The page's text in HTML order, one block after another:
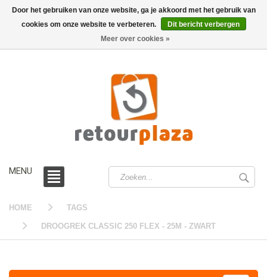
MENU
HOME TAGS
DROOGREK CLASSIC 250 FLEX - 25M - ZWART
Door het gebruiken van onze website, ga je akkoord met het gebruik van
cookies om onze website te verbeteren.
Dit bericht verbergen
Meer over cookies »